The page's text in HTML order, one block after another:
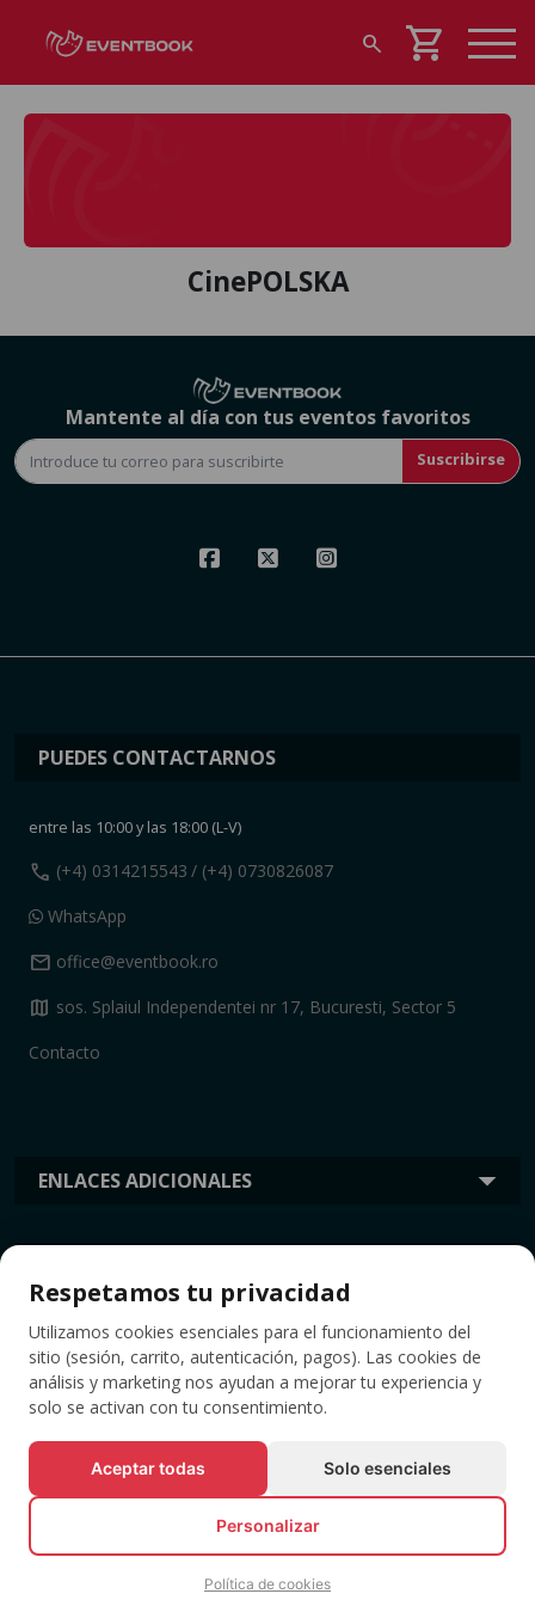
search shopping_cart
CinePOLSKA
Mantente al día con tus eventos favoritos
Suscribirse
ENLACES ADICIONALES
PUEDES CONTACTARNOS
entre las 10:00 y las 18:00 (L-V)
call (+4) 0314215543 / (+4) 0730826087
WhatsApp
mail office@eventbook.ro
map sos. Splaiul Independentei nr 17, Bucuresti, Sector 5
Contacto
ETIQUETAS
© Todos los derechos reservados EVENTBOOK SRL.
Respetamos tu privacidad
Utilizamos cookies esenciales para el funcionamiento del
sitio (sesión, carrito, autenticación, pagos). Las cookies de
análisis y marketing nos ayudan a mejorar tu experiencia y
solo se activan con tu consentimiento.
Aceptar todas Solo esenciales
Personalizar
Política de cookies